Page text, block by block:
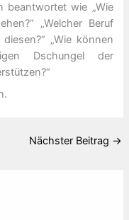
beantwortet wie „Wie
„Welcher Beruf
„Wie können
Dschungel der
Nächster Beitrag →